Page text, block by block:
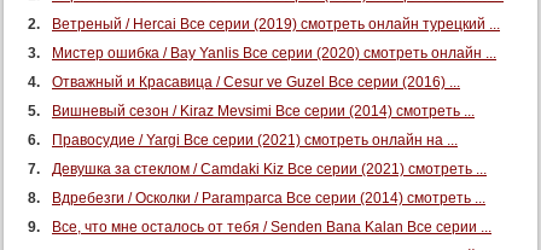
Ветреный / Hercai Все серии (2019) смотреть онлайн турецкий ...
Мистер ошибка / Bay Yanlis Все серии (2020) смотреть онлайн ...
Отважный и Красавица / Cesur ve Guzel Все серии (2016) ...
Вишневый сезон / Kiraz Mevsimi Все серии (2014) смотреть ...
Правосудие / Yargi Все серии (2021) смотреть онлайн на ...
Девушка за стеклом / Camdaki Kiz Все серии (2021) смотреть ...
Вдребезги / Осколки / Paramparca Все серии (2014) смотреть ...
Все, что мне осталось от тебя / Senden Bana Kalan Все серии ...